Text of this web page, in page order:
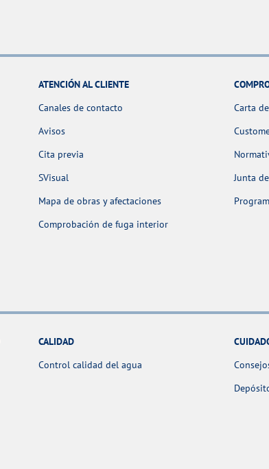
ATENCIÓN AL CLIENTE
Canales de contacto
Avisos
Cita previa
SVisual
Mapa de obras y afectaciones
Comprobación de fuga interior
Carta
Junta
CALIDAD
Control calidad del agua